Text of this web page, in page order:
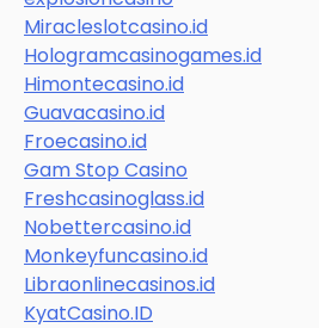
Miracleslotcasino.id
Hologramcasinogames.id
Himontecasino.id
Guavacasino.id
Froecasino.id
Gam Stop Casino
Freshcasinoglass.id
Nobettercasino.id
Monkeyfuncasino.id
Libraonlinecasinos.id
KyatCasino.ID